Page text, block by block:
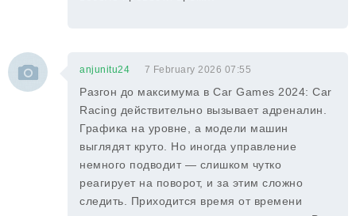
anjunitu24 7 February 2026 07:55
Разгон до максимума в Car Games 2024: Car
Racing действительно вызывает адреналин.
Графика на уровне, а модели машин
выглядят круто. Но иногда управление
немного подводит — слишком чутко
реагирует на поворот, и за этим сложно
следить. Приходится время от времени